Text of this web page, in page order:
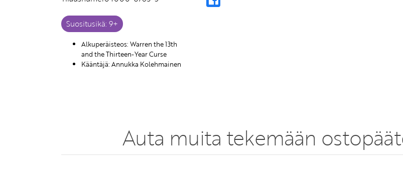
Suositusikä: 9+
Alkuperäisteos: Warren the 13th
and the Thirteen-Year Curse
Kääntäjä: Annukka Kolehmainen
Auta muita tekemään